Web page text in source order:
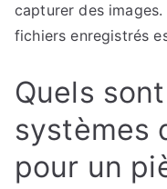
capturer des
fichiers enregistrés
Quels
systèmes
pour un